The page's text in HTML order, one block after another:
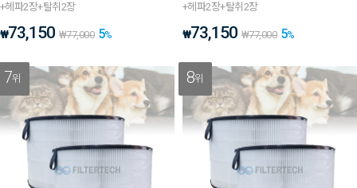
+헤파2장+탈취2장
₩73,150 ₩77,000 5%
+헤파2장+탈취2장
₩73,150 ₩77,000 5%
7위 8위